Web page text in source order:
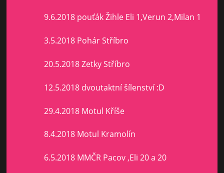
9.6.2018 pouťák Žihle Eli 1,Verun 2,Milan 1
3.5.2018 Pohár Stříbro
20.5.2018 Zetky Stříbro
12.5.2018 dvoutaktní šílenství :D
29.4.2018 Motul Kříše
8.4.2018 Motul Kramolín
6.5.2018 MMČR Pacov ,Eli 20 a 20